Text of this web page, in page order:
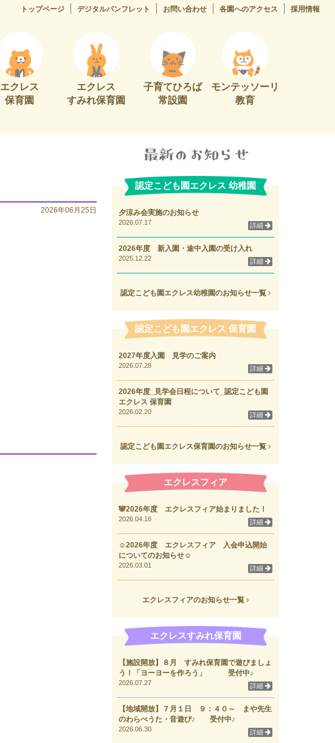
トップページ デジタルパンフレット お問い合わせ 各園へのアクセス 採用情報
エクレス
保育園
エクレス
すみれ保育園
子育てひろば
常設園
モンテッソーリ
教育
2026年06月25日
認定こども園エクレス 幼稚園
夕涼み会実施のお知らせ
2026.07.17 詳細
2026年度 新入園・途中入園の受け入れ
2025.12.22 詳細
認定こども園エクレス幼稚園のお知らせ一覧
認定こども園エクレス 保育園
2027年度入園 見学のご案内
2026.07.28 詳細
2026年度_見学会日程について_認定こども園
エクレス 保育園
2026.02.20 詳細
認定こども園エクレス保育園のお知らせ一覧
エクレスフィア
🐼2026年度 エクレスフィア始まりました！
2026.04.16 詳細
☺2026年度 エクレスフィア 入会申込開始
についてのお知らせ☺
2026.03.01 詳細
エクレスフィアのお知らせ一覧
エクレスすみれ保育園
【施設開放】８月 すみれ保育園で遊びましょ
う！「ヨーヨーを作ろう」 受付中♪
2026.07.27 詳細
【地域開放】７月１日 ９：４０～ まや先生
のわらべうた・音遊び♪ 受付中♪
2026.06.30 詳細